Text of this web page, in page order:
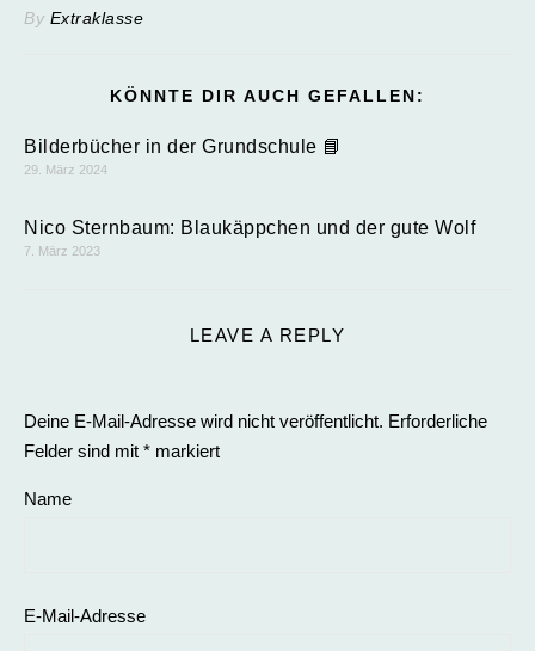
By Extraklasse
KÖNNTE DIR AUCH GEFALLEN:
Bilderbücher in der Grundschule 📘
29. März 2024
Nico Sternbaum: Blaukäppchen und der gute Wolf
7. März 2023
LEAVE A REPLY
Deine E-Mail-Adresse wird nicht veröffentlicht. Erforderliche
Felder sind mit * markiert
Name
E-Mail-Adresse